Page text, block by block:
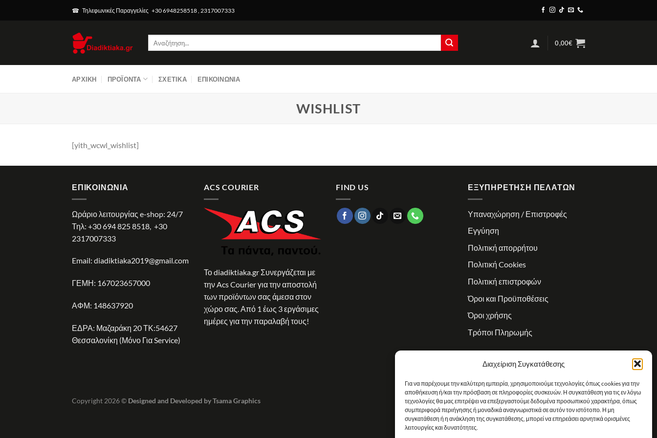
Διαχείριση Συγκατάθεσης
Για να παρέχουμε την καλύτερη εμπειρία, χρησιμοποιούμε τεχνολογίες όπως cookies για την
αποθήκευση ή/και την πρόσβαση σε πληροφορίες συσκευών. Η συγκατάθεση για τις εν λόγω
τεχνολογίες θα μας επιτρέψει να επεξεργαστούμε δεδομένα προσωπικού χαρακτήρα, όπως
συμπεριφορά περιήγησης ή μοναδικά αναγνωριστικά σε αυτόν τον ιστότοπο. Η μη
συγκατάθεση ή η ανάκληση της συγκατάθεσης, μπορεί να επηρεάσει αρνητικά ορισμένες
λειτουργίες και δυνατότητες.
☎ Τηλεφωνικές Παραγγελίες +30 6948258518 , 2317007333
0,00€
ΑΡΧΙΚΉ ΠΡΟΪΌΝΤΑ ΣΧΕΤΙΚΆ ΕΠΙΚΟΙΝΩΝΊΑ
WISHLIST
[yith_wcwl_wishlist]
ΕΠΙΚΟΙΝΩΝΊΑ
Ωράριο λειτουργίας e-shop: 24/7
Τηλ: +30 694 825 8518 +30
2317007333
Email: diadiktiaka2019@gmail.com
ΓΕΜΗ: 167023657000
ΑΦΜ: 148637920
ΕΔΡΑ: Μαζαράκη 20 ΤΚ:54627
Θεσσαλονίκη (Μόνο Για Service)
ACS COURIER
Το diadiktiaka.gr Συνεργάζεται με
την Acs Courier για την αποστολή
των προϊόντων σας άμεσα στον
χώρο σας. Από 1 έως 3 εργάσιμες
ημέρες για την παραλαβή τους!
FIND US ΕΞΥΠΗΡΈΤΗΣΗ ΠΕΛΑΤΏΝ
Υπαναχώρηση / Επιστροφές
Εγγύηση
Πολιτική απορρήτου
Πολιτική Cookies
Πολιτική επιστροφών
Όροι και Προϋποθέσεις
Όροι χρήσης
Τρόποι Πληρωμής
Copyright 2026 © Designed and Developed by Tsama Graphics